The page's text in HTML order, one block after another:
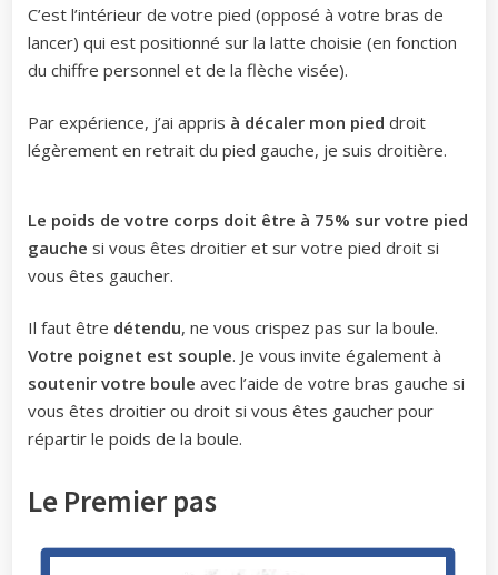
C’est l’intérieur de votre pied (opposé à votre bras de
lancer) qui est positionné sur la latte choisie (en fonction
du chiffre personnel et de la flèche visée).
Par expérience, j’ai appris à décaler mon pied droit
légèrement en retrait du pied gauche, je suis droitière.
Le poids de votre corps doit être à 75% sur votre pied
gauche si vous êtes droitier et sur votre pied droit si
vous êtes gaucher.
Il faut être détendu, ne vous crispez pas sur la boule.
Votre poignet est souple. Je vous invite également à
soutenir votre boule avec l’aide de votre bras gauche si
vous êtes droitier ou droit si vous êtes gaucher pour
répartir le poids de la boule.
Le Premier pas